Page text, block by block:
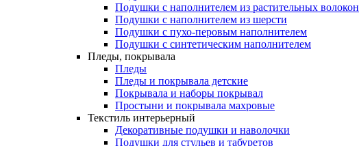
Подушки с наполнителем из растительных волокон
Подушки с наполнителем из шерсти
Подушки с пухо-перовым наполнителем
Подушки с синтетическим наполнителем
Пледы, покрывала
Пледы
Пледы и покрывала детские
Покрывала и наборы покрывал
Простыни и покрывала махровые
Текстиль интерьерный
Декоративные подушки и наволочки
Подушки для стульев и табуретов